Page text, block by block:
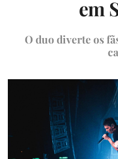
em
O duo diverte os